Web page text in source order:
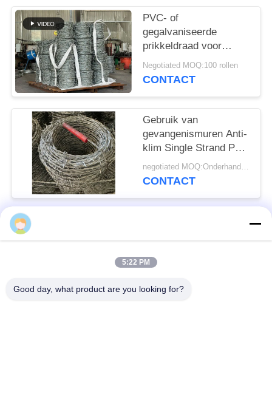
PVC- of
gegalvaniseerde
prikkeldraad voor
grensbescherming
Negotiated MOQ:100 rollen
CONTACT
Gebruik van
gevangenismuren Anti-
klim Single Strand PVC
bedekte ijzeren
prikkeldraad
negotiated MOQ:Onderhandeld worden
CONTACT
5:22 PM
Good day, what product are you looking for?